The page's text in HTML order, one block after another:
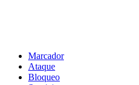
Marcador
Ataque
Bloqueo